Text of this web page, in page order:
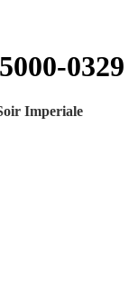
0329
Imperiale